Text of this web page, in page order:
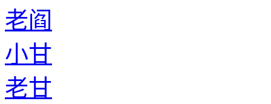
老阎
小甘
老甘